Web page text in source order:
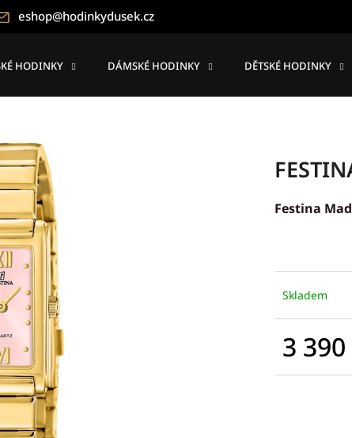
eshop@hodinkydusek.cz
HODINKY DÁMSKÉ HODINKY DĚTSKÉ HODINKY
Festina
Skladem
3 390